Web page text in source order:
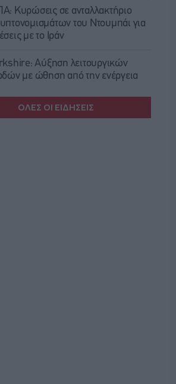
Κυρώσεις σε ανταλλακτήριο
του Ντουμπάι για
με το Ιράν
Αύξηση λειτουργικών
με ώθηση από την ενέργεια
ΟΛΕΣ ΟΙ ΕΙΔΗΣΕΙΣ